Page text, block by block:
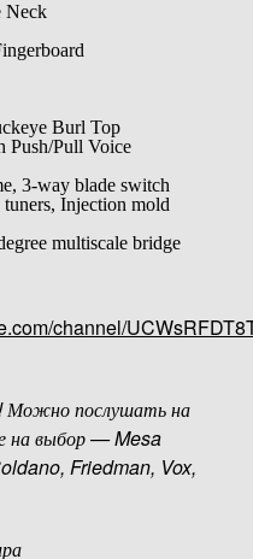
Neck
Burl Top
Push/Pull Voice
3-way blade switch
Injection mold
multiscale bridge
channel/
Можно послушать на
на выбор — Mesa
Friedman, Vox,